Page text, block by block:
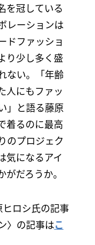
を冠している
レーションは
ドファッショ
り少し多く盛
ない。「年齢
人にもファッ
」と語る藤原
着るのに最高
のプロジェク
気になるアイ
だろうか。
ヒロシ氏の記事
〉の記事はこ